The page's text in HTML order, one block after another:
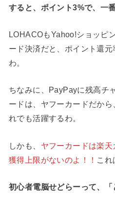
すると、ポイント3%で、一
LOHACOもYahoo!ショッピ
ード決済だと、ポイント還
わ。
ちなみに、PayPayに残高チ
ードは、ヤフーカードだか
れでも活躍するわ。
しかも、 ヤフーカードは楽
獲得上限がないのよ！！ こ
初心者電脳せどらーって、